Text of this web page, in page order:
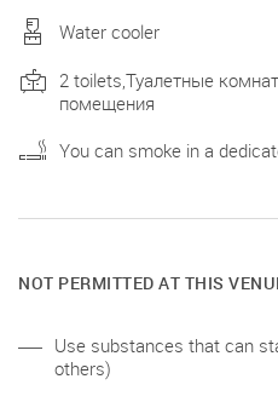
Water cooler
2 toilets,Туалетные комнаты расположены в 7 м от
помещения
You can smoke in a
NOT PERMITTED AT THIS
Use substances that can
others)